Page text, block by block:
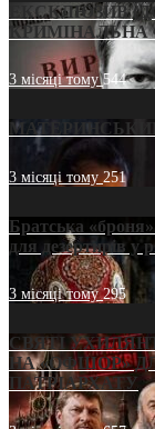
ЕКСКЛЮЗИВ
3 місяці тому544
3 місяці тому251
Братська
для дезертирів у
3 місяці тому295
СВЯТІ
НА «ОФШОР»
ПАТРІАРХАТУ